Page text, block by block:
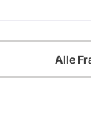
Alle